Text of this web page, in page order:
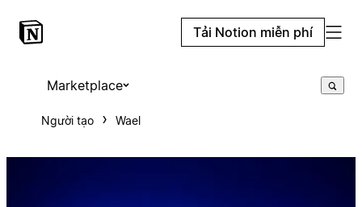
Tải Notion miễn phí
Marketplace
Người tạo Wael